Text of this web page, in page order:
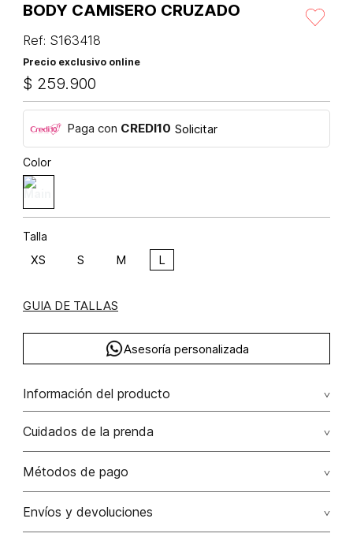
BODY CAMISERO CRUZADO
Ref: S163418
Precio exclusivo online
$ 259.900
Paga con CREDI10 Solicitar
Color
Talla
XS S M L
GUIA DE TALLAS
Asesoría personalizada
Información del producto
M33-jacquard logomania viscosa 58% rayón 42% 58.00%
viscosa/viscose42.00% rayón/rayon
Cuidados de la prenda
Lavado profesional en húmedo (w) planchar con vapor
No lavar
Métodos de pago
Tarjetas de crédito: Visa, Dinners, Master Card y American
Envíos y devoluciones